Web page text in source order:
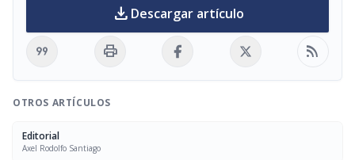
download Descargar artículo
format_quote print rss_feed
OTROS ARTÍCULOS
Editorial
Axel Rodolfo Santiago